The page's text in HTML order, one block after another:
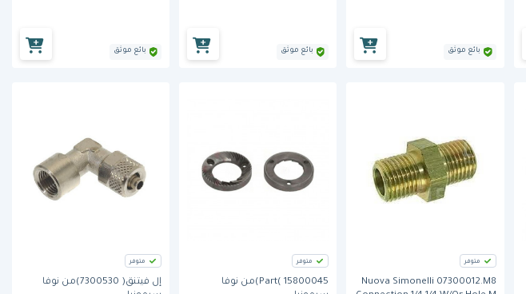
بائع موثق بائع موثق بائع موثق
متوفر
Nuova Simonelli 07300012.M8
متوفر
Part( 15800045)من نوفا
متوفر
إل فيتنق( 7300530)من نوفا